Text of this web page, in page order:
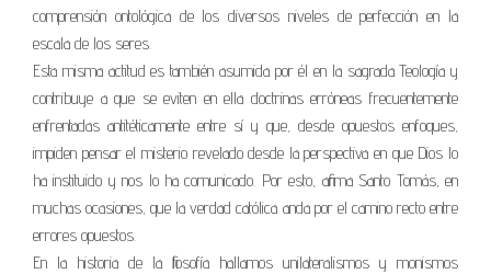
comprensión ontológica de los diversos niveles de perfección en la
escala de los seres.
Esta misma actitud es también asumida por él en la sagrada Teología y
contribuye a que se eviten en ella doctrinas erróneas frecuentemente
enfrentadas antitéticamente entre sí y que, desde opuestos enfoques,
impiden pensar el misterio revelado desde la perspectiva en que Dios lo
ha instituido y nos lo ha comunicado. Por esto, afirma Santo Tomás, en
muchas ocasiones, que la verdad católica anda por el camino recto entre
errores opuestos.
En la historia de la filosofía hallamos unilateralismos y monismos